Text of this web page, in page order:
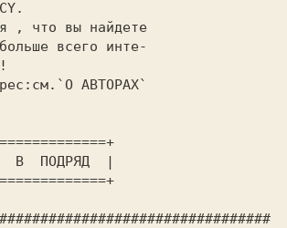
, что вы найдете
всего инте-
О АВТОРАХ`
В  ПОДРЯД
|